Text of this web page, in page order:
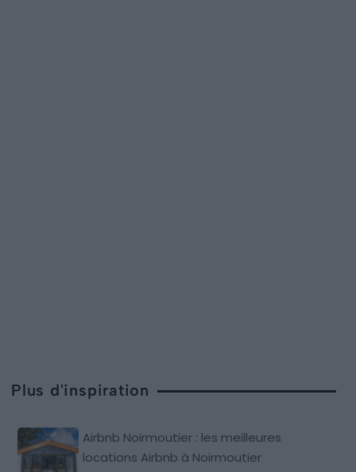
Plus d'inspiration
Airbnb Noirmoutier : les meilleures
locations Airbnb à Noirmoutier